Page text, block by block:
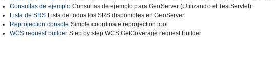
Consultas de ejemplo Consultas de ejemplo para GeoServer (Utilizando el TestServlet).
Lista de SRS Lista de todos los SRS disponibles en GeoServer
Reprojection console Simple coordinate reprojection tool
WCS request builder Step by step WCS GetCoverage request builder